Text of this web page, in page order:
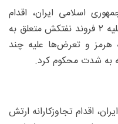
اسلامی ایران، اقدام
تجاوزکارانه ارتش تروریستی آمریکا علیه ۲ فروند نفتکش متعلق به
هرمز و تعرض‌ها علیه چند
به شدت محکوم کرد.
اقدام تجاوزکارانه ارتش